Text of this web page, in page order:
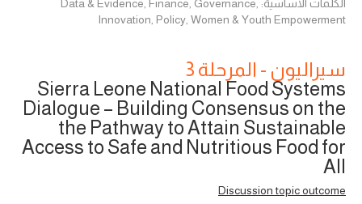
الكلمات الأساسية: Data & Evidence, Finance, Governance,
Innovation, Policy, Women & Youth Empowerment
سيراليون - المرحلة 3
Sierra Leone National Food Systems
Dialogue – Building Consensus on the
the Pathway to Attain Sustainable
Access to Safe and Nutritious Food for
All
Discussion topic outcome